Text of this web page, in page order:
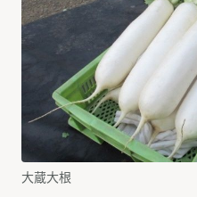
大蔵大根